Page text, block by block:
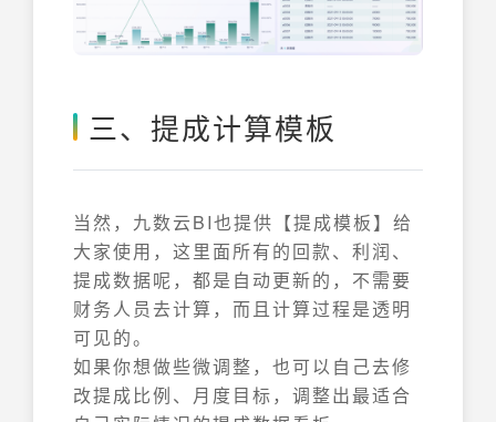
三、提成计算模板
当然，九数云BI也提供【提成模板】给
大家使用，这里面所有的回款、利润、
提成数据呢，都是自动更新的，不需要
财务人员去计算，而且计算过程是透明
可见的。
如果你想做些微调整，也可以自己去修
改提成比例、月度目标，调整出最适合